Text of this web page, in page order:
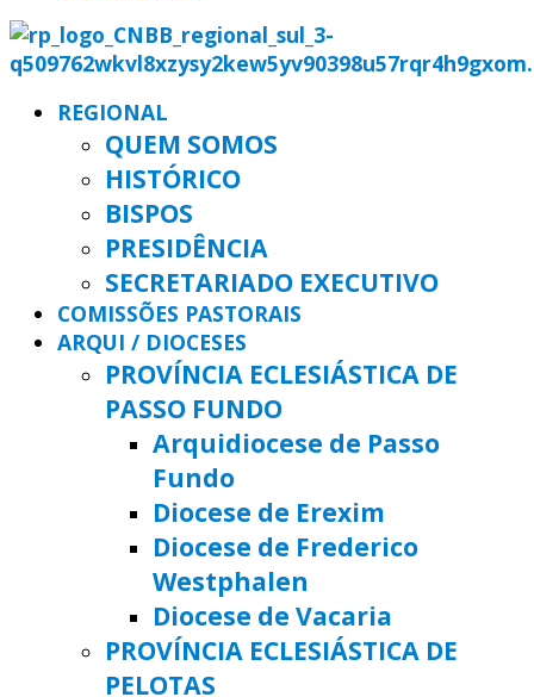
REGIONAL
QUEM SOMOS
HISTÓRICO
BISPOS
PRESIDÊNCIA
SECRETARIADO EXECUTIVO
COMISSÕES PASTORAIS
ARQUI / DIOCESES
PROVÍNCIA ECLESIÁSTICA DE
PASSO FUNDO
Arquidiocese de Passo
Fundo
Diocese de Erexim
Diocese de Frederico
Westphalen
Diocese de Vacaria
PROVÍNCIA ECLESIÁSTICA DE
PELOTAS